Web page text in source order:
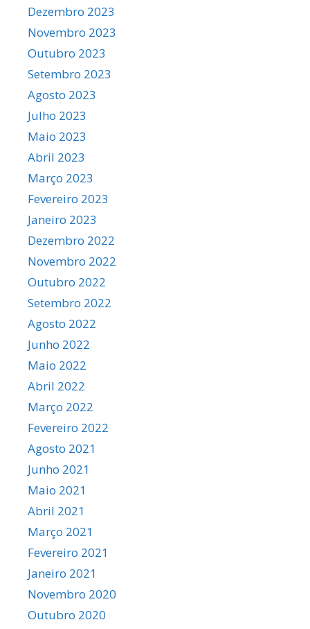
Dezembro 2023
Novembro 2023
Outubro 2023
Setembro 2023
Agosto 2023
Julho 2023
Maio 2023
Abril 2023
Março 2023
Fevereiro 2023
Janeiro 2023
Dezembro 2022
Novembro 2022
Outubro 2022
Setembro 2022
Agosto 2022
Junho 2022
Maio 2022
Abril 2022
Março 2022
Fevereiro 2022
Agosto 2021
Junho 2021
Maio 2021
Abril 2021
Março 2021
Fevereiro 2021
Janeiro 2021
Novembro 2020
Outubro 2020